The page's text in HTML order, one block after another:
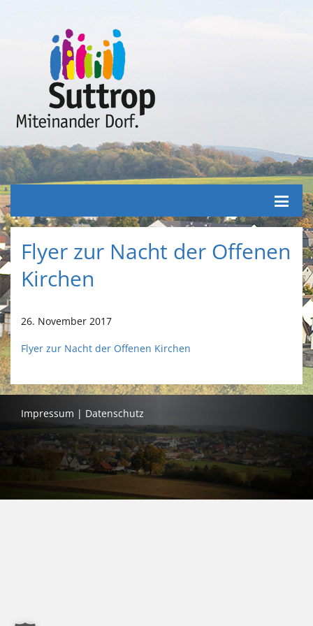
Flyer zur Nacht der Offenen
Kirchen
26. November 2017
Flyer zur Nacht der Offenen Kirchen
Impressum | Datenschutz